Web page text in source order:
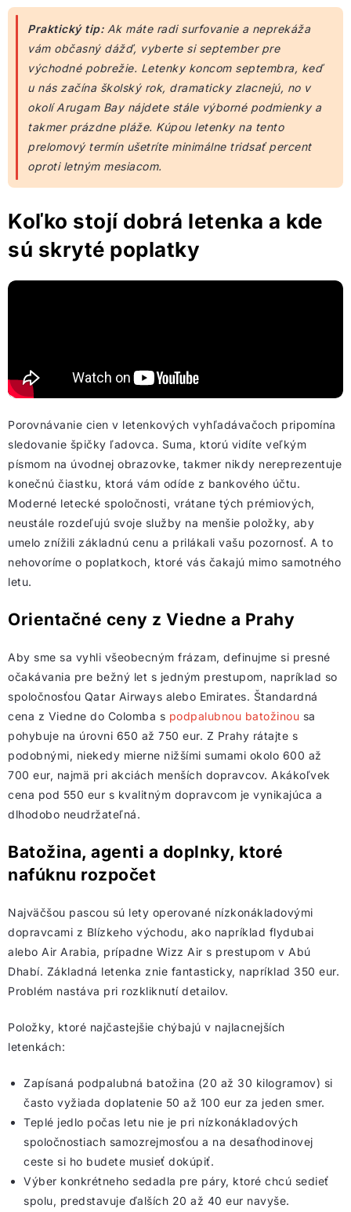
Praktický tip:Ak máte radi surfovanie a neprekáža
vám občasný dážď, vyberte si september pre
východné pobrežie. Letenky koncom septembra, keď
u nás začína školský rok, dramaticky zlacnejú, no v
okolí Arugam Bay nájdete stále výborné podmienky a
takmer prázdne pláže. Kúpou letenky na tento
prelomový termín ušetríte minimálne tridsať percent
oproti letným mesiacom.
Koľko stojí dobrá letenka a kde
sú skryté poplatky
Porovnávanie cien v letenkových vyhľadávačoch pripomína
sledovanie špičky ľadovca. Suma, ktorú vidíte veľkým
písmom na úvodnej obrazovke, takmer nikdy nereprezentuje
konečnú čiastku, ktorá vám odíde z bankového účtu.
Moderné letecké spoločnosti, vrátane tých prémiových,
neustále rozdeľujú svoje služby na menšie položky, aby
umelo znížili základnú cenu a prilákali vašu pozornosť. A to
nehovoríme o poplatkoch, ktoré vás čakajú mimo samotného
letu.
Orientačné ceny z Viedne a Prahy
Aby sme sa vyhli všeobecným frázam, definujme si presné
očakávania pre bežný let s jedným prestupom, napríklad so
spoločnosťou Qatar Airways alebo Emirates. Štandardná
cena z Viedne do Colomba s podpalubnou batožinou sa
pohybuje na úrovni 650 až 750 eur. Z Prahy rátajte s
podobnými, niekedy mierne nižšími sumami okolo 600 až
700 eur, najmä pri akciách menších dopravcov. Akákoľvek
cena pod 550 eur s kvalitným dopravcom je vynikajúca a
dlhodobo neudržateľná.
Batožina, agenti a doplnky, ktoré
nafúknu rozpočet
Najväčšou pascou sú lety operované nízkonákladovými
dopravcami z Blízkeho východu, ako napríklad flydubai
alebo Air Arabia, prípadne Wizz Air s prestupom v Abú
Dhabí. Základná letenka znie fantasticky, napríklad 350 eur.
Problém nastáva pri rozkliknutí detailov.
Položky, ktoré najčastejšie chýbajú v najlacnejších
letenkách:
Zapísaná podpalubná batožina (20 až 30 kilogramov) si
často vyžiada doplatenie 50 až 100 eur za jeden smer.
Teplé jedlo počas letu nie je pri nízkonákladových
spoločnostiach samozrejmosťou a na desaťhodinovej
ceste si ho budete musieť dokúpiť.
Výber konkrétneho sedadla pre páry, ktoré chcú sedieť
spolu, predstavuje ďalších 20 až 40 eur navyše.